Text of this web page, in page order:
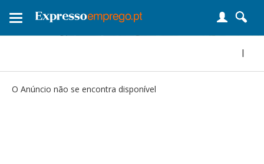
Toggle
|
O Anúncio não se encontra disponível